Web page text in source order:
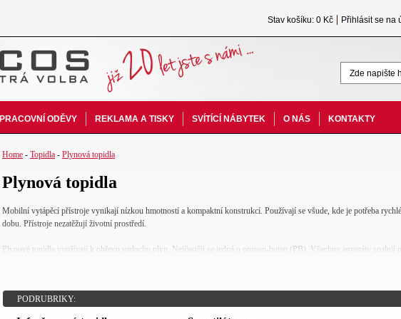
Stav košíku: 0 Kč Přihlásit se na
PRACOVNÍ ODĚVY REKLAMA A TISKY SVÍTÍCÍ NÁBYTEK O NÁS KONTAKTY
Home - Topidla - Plynová topidla
Plynová topidla
Mobilní vytápěcí přístroje vynikají nízkou hmotností a kompaktní konstrukcí. Používají se všude, kde je potřeba
dobu. Přístroje nezatěžují životní prostředí.
Plynové topidla využívají k ohřevu vzduchu plyn. Nejčastěji se jedná o propan-butan (PB). Všechny agregáty spalují
nastavenou teplotu v příslušném prostoru.
PODRUBRIKY: